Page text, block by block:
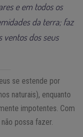
e em todos os
da terra; faz
ventos dos seus
se estende por
naturais), enquanto
impotentes. Com
possa fazer.